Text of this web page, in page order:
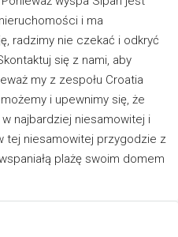
i ma
radzimy nie czekać i odkryć
się z nami, aby
my z zespołu Croatia
i upewnimy się, że
najbardziej niesamowitej i
tej niesamowitej przygodzie z
plażę swoim domem